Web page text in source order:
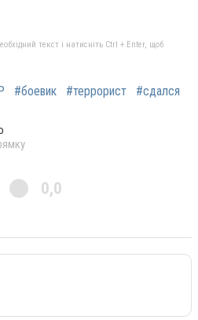
текст і натисніть Ctrl + Enter, щоб
#боевик #террорист #сдался
0,0